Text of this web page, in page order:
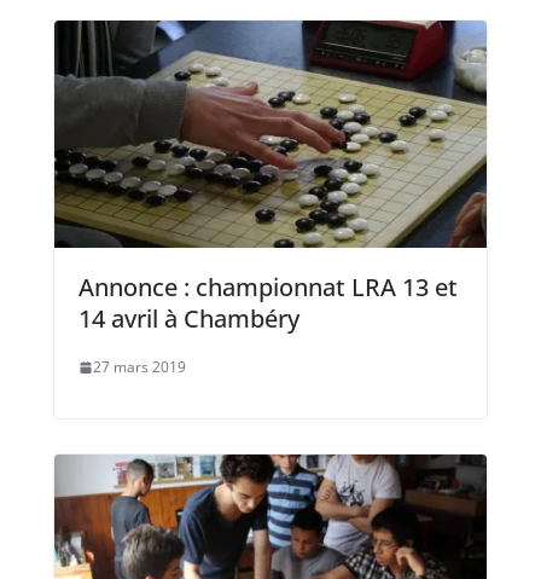
Annonce : championnat LRA 13 et
14 avril à Chambéry
27 mars 2019